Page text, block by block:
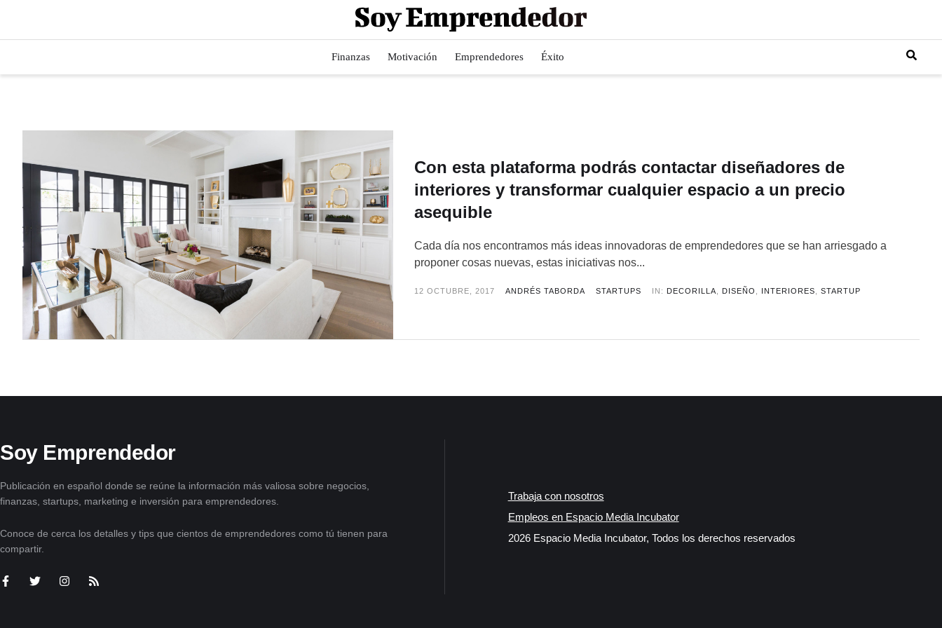
Finanzas Motivación Emprendedores Éxito
Con esta plataforma podrás contactar diseñadores de
interiores y transformar cualquier espacio a un precio
asequible
Cada día nos encontramos más ideas innovadoras de emprendedores que se han arriesgado a
proponer cosas nuevas, estas iniciativas nos...
12 OCTUBRE, 2017 ANDRÉS TABORDA STARTUPS IN: DECORILLA DISEÑO INTERIORES ,STARTUP
Soy Emprendedor
Publicación en español donde se reúne la información más valiosa sobre negocios,
finanzas, startups, marketing e inversión para emprendedores.
Conoce de cerca los detalles y tips que cientos de emprendedores como tú tienen para
compartir.
Trabaja con nosotros
Empleos en Espacio Media Incubator
2026 Espacio Media Incubator, Todos los derechos reservados